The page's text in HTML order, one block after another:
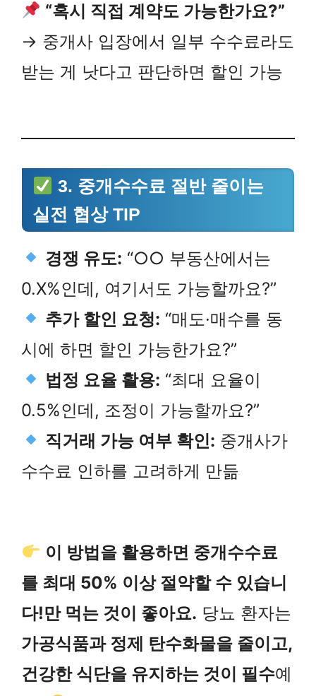
“혹시 직접 계약도 가능한가요?”
→ 중개사 입장에서 일부 수수료라도
받는 게 낫다고 판단하면 할인 가능
3. 중개수수료 절반 줄이는
실전 협상 TIP
경쟁 유도: “○○ 부동산에서는
0.X%인데, 여기서도 가능할까요?”
추가 할인 요청: “매도·매수를 동
시에 하면 할인 가능한가요?”
법정 요율 활용: “최대 요율이
0.5%인데, 조정이 가능할까요?”
직거래 가능 여부 확인: 중개사가
수수료 인하를 고려하게 만듦
이 방법을 활용하면 중개수수료
를 최대 50% 이상 절약할 수 있습니
다!만 먹는 것이 좋아요. 당뇨 환자는
가공식품과 정제 탄수화물을 줄이고,
건강한 식단을 유지하는 것이 필수예